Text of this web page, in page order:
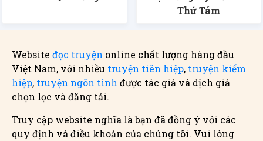
Thứ Tám
Website đọc truyện online chất lượng hàng đầu
Việt Nam, với nhiều truyện tiên hiệp, truyện kiếm
hiệp, truyện ngôn tình được tác giả và dịch giả
chọn lọc và đăng tải.
Truy cập website nghĩa là bạn đã đồng ý với các
quy định và điều khoản của chúng tôi. Vui lòng